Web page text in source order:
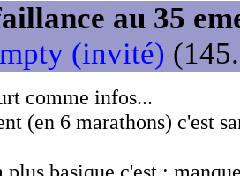
au 35
(invité)
comme infos...
(en 6 marathons) c'est
plus basique c'est :